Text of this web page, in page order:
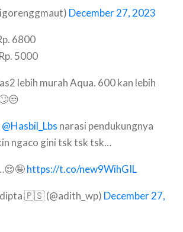
December 27, 2023
6800
5000
lebih murah Aqua. 600 kan lebih
@Hasbil_Lbs narasi pendukungnya
ngaco gini tsk tsk tsk…
https://t.co/new9WihGIL
🇵🇸 (@adith_wp) December 27,